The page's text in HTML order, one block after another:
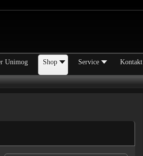
Unimog Shop Service Kontakt